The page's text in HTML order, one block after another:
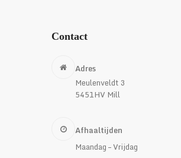
Contact
Adres
Meulenveldt 3
5451HV Mill
Afhaaltijden
Maandag – Vrijdag